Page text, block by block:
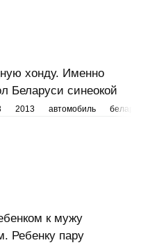
хонду. Именно
Беларуси синеокой
2013 автомобиль
к мужу
Ребенку пару